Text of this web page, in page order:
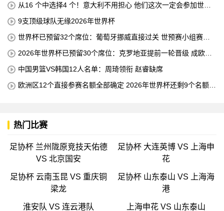
从16 个中选择4 个！意大利不用担心 他们这次一定会参加世界
9支顶级球队无缘2026年世界杯
世界杯已预留32个席位：葡萄牙挪威直接过关 世预赛小组赛即
2026年世界杯已预留30个席位：克罗地亚提前一轮晋级 成欧洲
中国男篮VS韩国12人名单：周琦领衔 赵睿缺席
欧洲区12个直接参赛名额全部确定 2026年世界杯还剩9个名额待
热门比赛
足协杯 兰州陇原竞技天佑德
VS 北京国安
足协杯 大连英博 VS 上海申
花
足协杯 云南玉昆 VS 重庆铜
梁龙
足协杯 山东泰山 VS 上海海
港
淮安队 VS 连云港队 上海申花 VS 山东泰山